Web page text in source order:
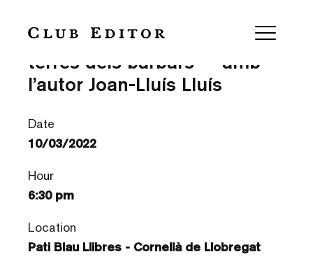
Presentació “Junil a les
terres dels bàrbars” – amb
l’autor Joan-Lluís Lluís
Date
10/03/2022
Hour
6:30 pm
Location
Pati Blau Llibres - Cornellà de Llobregat